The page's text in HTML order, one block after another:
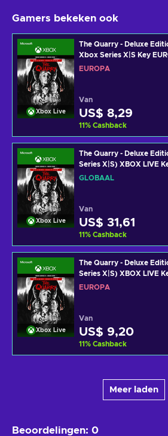
Gamers bekeken ook
Xbox Live
The Quarry - Deluxe
Xbox Series X|S Key
EUROPA
Van
US$ 8,29
11% Cashback
Xbox Live
The Quarry - Deluxe
Series X|S) XBOX LIVE
GLOBAAL
Van
US$ 31,61
11% Cashback
Xbox Live
The Quarry - Deluxe
Series X|S) XBOX LIVE
EUROPA
Van
US$ 9,20
11% Cashback
Meer laden
Beoordelingen: 0